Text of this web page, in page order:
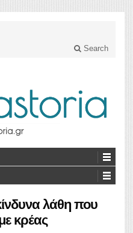
Search
λάθη που
κρέας